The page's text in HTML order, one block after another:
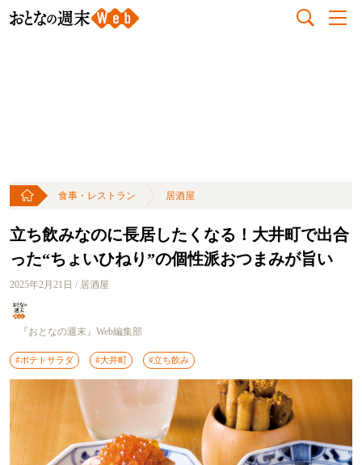
食事・レストラン 居酒屋
立ち飲みなのに長居したくなる！大井町で出合
った“ちょいひねり”の個性派おつまみが旨い
2025年2月21日 / 居酒屋
『おとなの週末』Web編集部
#ポテトサラダ #大井町 #立ち飲み